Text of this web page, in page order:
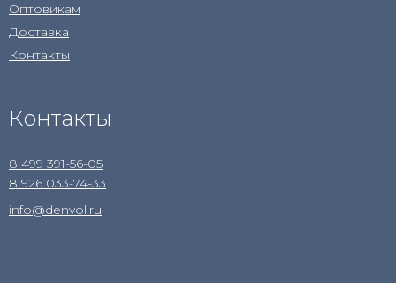
Оптовикам
Доставка
Контакты
Контакты
8 499 391-56-05
8 926 033-74-33
info@denvol.ru